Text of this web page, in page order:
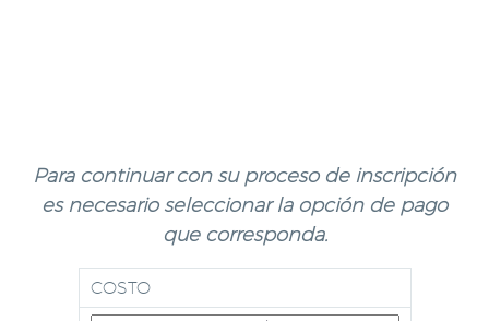
Para continuar con su proceso de inscripción
es necesario seleccionar la opción de pago
que corresponda.
COSTO